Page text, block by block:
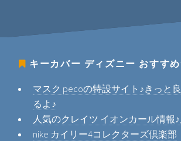
キーカバー ディズニー おすす
マスク pecoの特設サイト♪きっと
るよ♪
人気のクレイツ イオンカール情報
nike カイリー4コレクターズ倶楽部